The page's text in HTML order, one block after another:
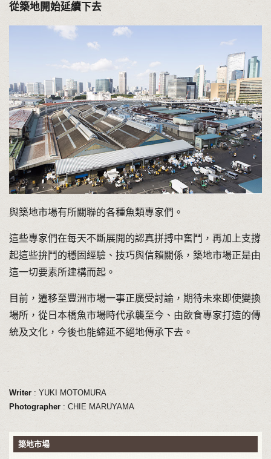
從築地開始延續下去
與築地市場有所關聯的各種魚類專家們。
這些專家們在每天不斷展開的認真拼搏中奮鬥，再加上支撐
起這些拚鬥的穩固經驗、技巧與信賴關係，築地市場正是由
這一切要素所建構而起。
目前，遷移至豐洲市場一事正廣受討論，期待未來即使變換
場所，從日本橋魚市場時代承襲至今、由飲食專家打造的傳
統及文化，今後也能綿延不絕地傳承下去。
Writer: YUKI MOTOMURA
Photographer: CHIE MARUYAMA
築地市場